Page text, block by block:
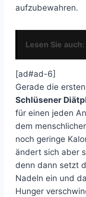
aufzubewahren.
Lesen Sie auch:
[ad#ad-6]
Gerade die
Schlüsener
für einen jeden
dem
noch geringe
ändert sich aber
denn dann setzt
Nadeln ein und
Hunger